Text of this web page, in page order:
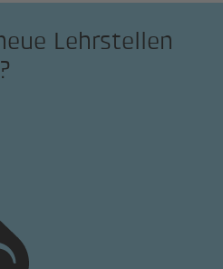
Lehrstellen